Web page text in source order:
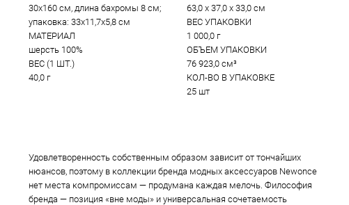
30х160 см, длина бахромы 8 см;
упаковка: 33х11,7х5,8 см
МАТЕРИАЛ
шерсть 100%
ВЕС (1 ШТ.)
40,0 г
63,0 x 37,0 x 33,0 см
ВЕС УПАКОВКИ
1 000,0 г
ОБЪЕМ УПАКОВКИ
76 923,0 см³
КОЛ-ВО В УПАКОВКЕ
25 шт
Удовлетворенность собственным образом зависит от тончайших
нюансов, поэтому в коллекции бренда модных аксессуаров Newonce
нет места компромиссам — продумана каждая мелочь. Философия
бренда — позиция «вне моды» и универсальная сочетаемость